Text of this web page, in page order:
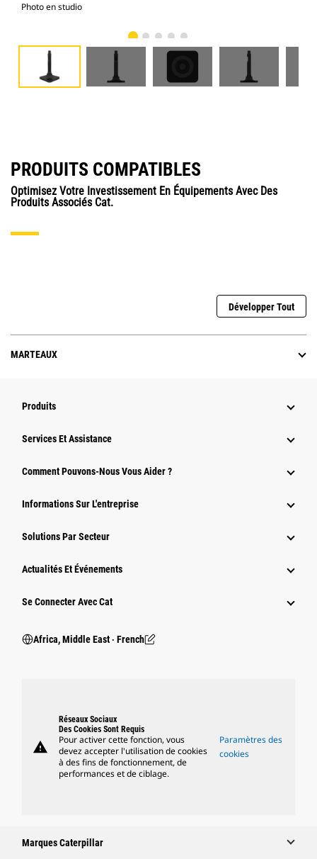
Photo en studio
PRODUITS COMPATIBLES
Optimisez Votre Investissement En Équipements Avec Des
Produits Associés Cat.
Développer Tout
MARTEAUX
Produits
Services Et Assistance
Comment Pouvons-Nous Vous Aider ?
Informations Sur L'entreprise
Solutions Par Secteur
Actualités Et Événements
Se Connecter Avec Cat
Africa, Middle East ‧ French
warning
Réseaux Sociaux
Des Cookies Sont Requis
Pour activer cette fonction, vous
devez accepter l'utilisation de cookies
à des fins de fonctionnement, de
performances et de ciblage.
Paramètres des
cookies
Marques Caterpillar